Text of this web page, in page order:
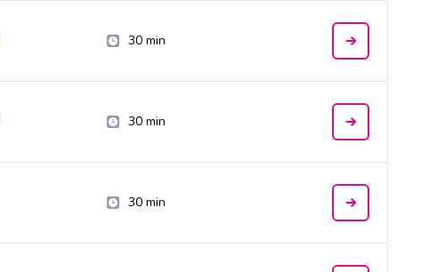
30 min
30 min
30 min